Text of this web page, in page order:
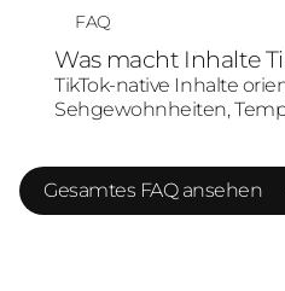
Media-Inhalte.
nicht nur kopiert,
Zielgruppe und
wird.
FAQ
Was macht Inhalte
TikTok-native Inhalte
Sehgewohnheiten,
Content, der in der
verstanden und
Gesamtes FAQ ansehen